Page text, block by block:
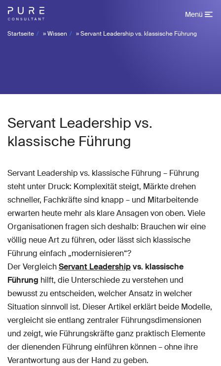
Menü
Startseite »Wissen »Servant Leadership vs. klassische Führung
Servant Leadership vs.
klassische Führung
Servant Leadership vs. klassische Führung – Führung
steht unter Druck: Komplexität steigt, Märkte drehen
schneller, Fachkräfte sind knapp – und Mitarbeitende
erwarten heute mehr als klare Ansagen von oben. Viele
Organisationen fragen sich deshalb: Brauchen wir eine
völlig neue Art zu führen, oder lässt sich klassische
Führung einfach „modernisieren“?
Der VergleichServant Leadershipvs. klassische
Führung hilft, die Unterschiede zu verstehen und
bewusst zu entscheiden, welcher Ansatz in welcher
Situation sinnvoll ist. Dieser Artikel erklärt beide Modelle,
vergleicht sie entlang zentraler Führungsdimensionen
und zeigt, wie Führungskräfte ganz praktisch Elemente
der dienenden Führung einführen können – ohne ihre
Verantwortung aus der Hand zu geben.